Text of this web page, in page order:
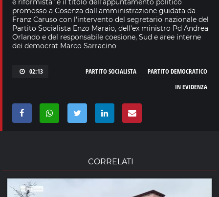
e riformista" è il titolo dell'appuntamento politico
promosso a Cosenza dall'amministrazione guidata da
Franz Caruso con l'intervento del segretario nazionale del
Partito Socialista Enzo Maraio, dell'ex ministro Pd Andrea
Orlando e del responsabile coesione, Sud e aree interne
dei democrat Marco Sarracino
02:13 PARTITO DEMOCRATICO
PARTITO SOCIALISTA
IN EVIDENZA
CORRELATI